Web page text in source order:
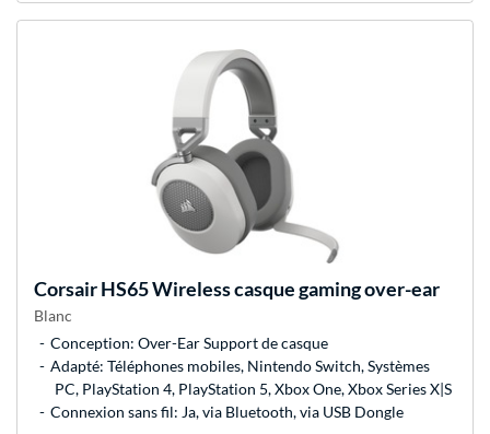
CorsairHS65 Wireless casque gaming over-ear
Blanc
Conception: Over-Ear Support de casque
Adapté: Téléphones mobiles, Nintendo Switch, Systèmes
PC, PlayStation 4, PlayStation 5, Xbox One, Xbox Series X|S
Connexion sans fil: Ja, via Bluetooth, via USB Dongle